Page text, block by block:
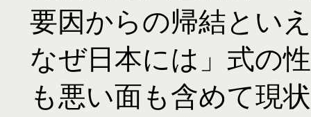
要因からの帰結とい
なぜ日本には」式の
も悪い面も含めて現